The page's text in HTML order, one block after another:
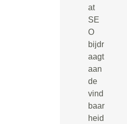
at
SE
O
bijdr
aagt
aan
de
vind
baar
heid